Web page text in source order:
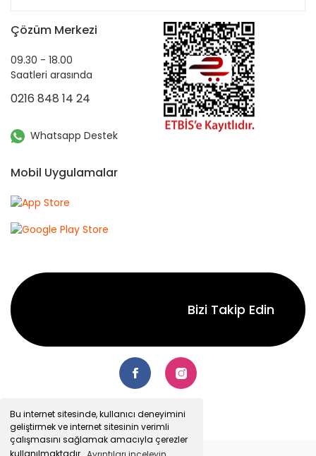
Bu internet sitesinde, kullanıcı deneyimini
geliştirmek ve internet sitesinin verimli
çalışmasını sağlamak amacıyla çerezler
Çözüm Merkezi
09.30 - 18.00
Saatleri arasında
0216 848 14 24
Whatsapp Destek
Mobil Uygulamalar
Bizi Takip Edin